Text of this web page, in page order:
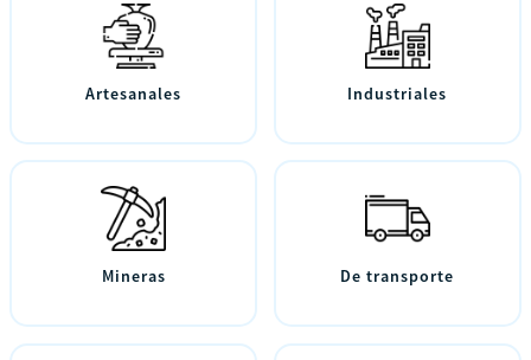
Artesanales Industriales
Mineras De transporte